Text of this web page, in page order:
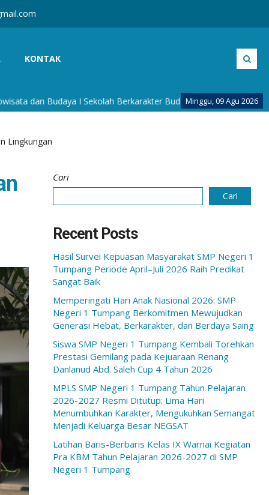
KONTAK
Minggu, 09 Agu 2026
I Sekolah Berkarakter Budaya I Sekolah Adiwiyata I Sekolah
Lingkungan
Cari
Cari
Recent Posts
Hasil Survei Kepuasan Masyarakat SMP Negeri 1
Tumpang Periode April–Juli 2026 Raih Predikat
Sangat Baik
Memperingati Hari Anak Nasional 2026: SMP
Negeri 1 Tumpang Berkomitmen Mewujudkan
Generasi Hebat, Berkarakter, dan Berdaya Saing
Siswa SMP Negeri 1 Tumpang Kembali Torehkan
Prestasi Gemilang pada Kejuaraan Renang
Danlanud Abd. Saleh Cup 4 Tahun 2026
MPLS SMP Negeri 1 Tumpang Tahun Pelajaran
2026-2027 Resmi Ditutup: Lima Hari
Menumbuhkan Karakter, Mengukuhkan Semangat
Menjadi Keluarga Besar NEGSAT
Latihan Baris-Berbaris Kelas IX Warnai Kegiatan
Pra KBM Tahun Pelajaran 2026-2027 di SMP
Negeri 1 Tumpang